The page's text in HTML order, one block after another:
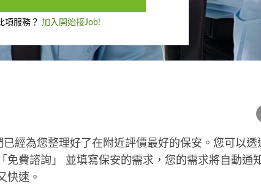
項服務？ 加入開始接Job!
經為您整理好了在附近評價最好的保安。您可以透
費諮詢」 並填寫保安的需求，您的需求將自動通
快速。